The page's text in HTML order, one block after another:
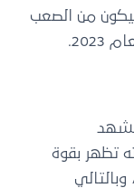
من الصعب
تظهر بقوة